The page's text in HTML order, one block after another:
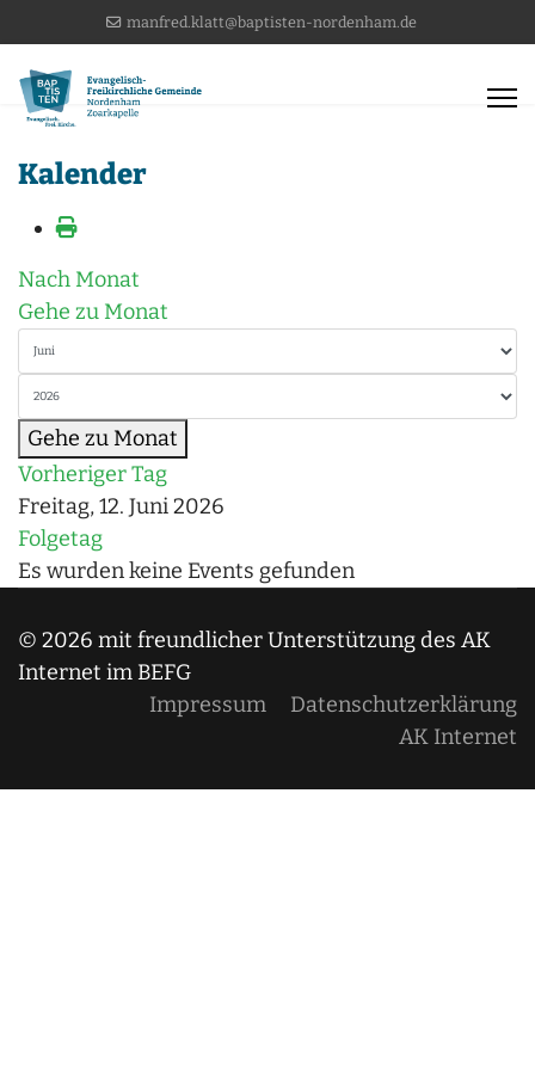
manfred.klatt@baptisten-nordenham.de
Kalender
Nach Monat
Gehe zu Monat
Gehe zu Monat
Vorheriger Tag
Freitag, 12. Juni 2026
Folgetag
Es wurden keine Events gefunden
© 2026 mit freundlicher Unterstützung des AK
Internet im BEFG
Impressum
Datenschutzerklärung
AK Internet